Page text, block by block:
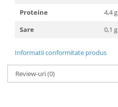
Proteine
4,4 g
Sare
0,1 g
Informatii conformitate produs
Review-uri(0)